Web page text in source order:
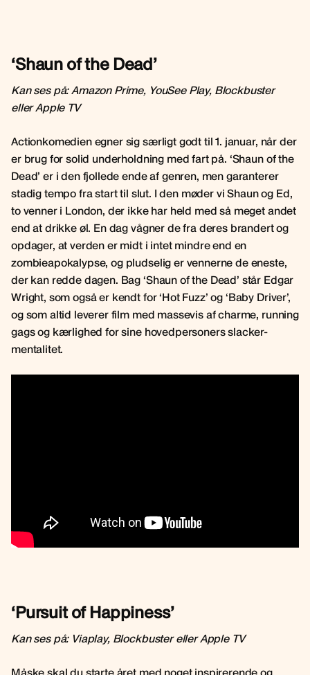
‘Shaun of the Dead’
Kan ses på: Amazon Prime, YouSee Play, Blockbuster
eller Apple TV
Actionkomedien egner sig særligt godt til 1. januar, når der
er brug for solid underholdning med fart på. ‘Shaun of the
Dead’ er i den fjollede ende af genren, men garanterer
stadig tempo fra start til slut. I den møder vi Shaun og Ed,
to venner i London, der ikke har held med så meget andet
end at drikke øl. En dag vågner de fra deres brandert og
opdager, at verden er midt i intet mindre end en
zombieapokalypse, og pludselig er vennerne de eneste,
der kan redde dagen. Bag ‘Shaun of the Dead’ står Edgar
Wright, som også er kendt for ‘Hot Fuzz’ og ‘Baby Driver’,
og som altid leverer film med massevis af charme, running
gags og kærlighed for sine hovedpersoners slacker-
mentalitet.
‘Pursuit of Happiness’
Kan ses på: Viaplay, Blockbuster eller Apple TV